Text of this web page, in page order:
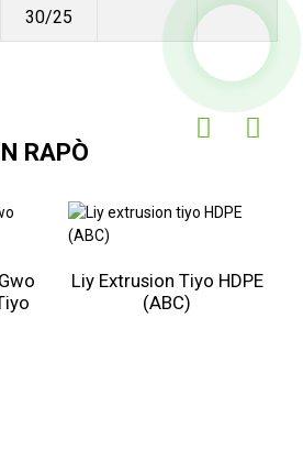
30/25
RAPÒ
Liy Extrusion Tiyo HDPE
(ABC)